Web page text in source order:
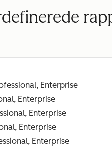
Enterprise
Enterprise
Enterprise
Enterprise
Enterprise